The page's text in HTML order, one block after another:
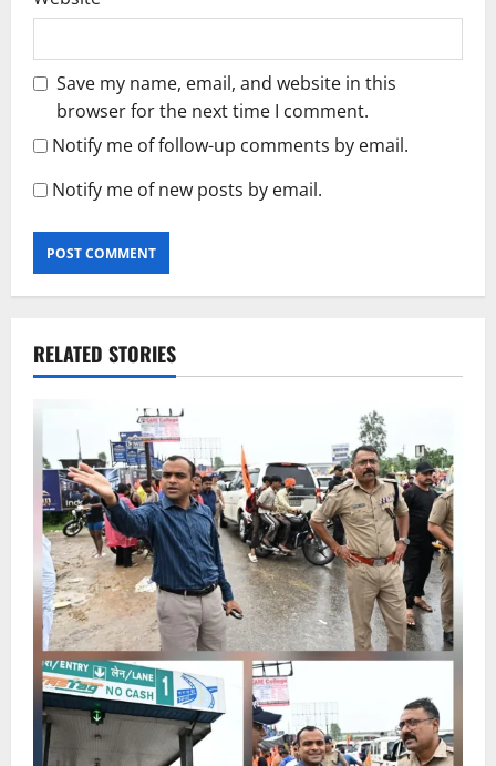
Save my name, email, and website in this
browser for the next time I comment.
Notify me of follow-up comments by email.
Notify me of new posts by email.
RELATED STORIES